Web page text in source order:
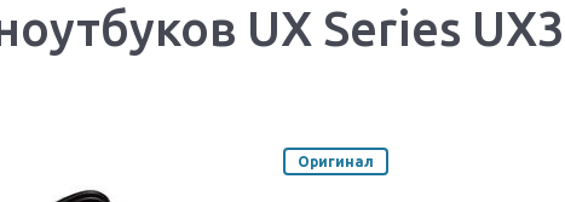
UX Series
Оригинал